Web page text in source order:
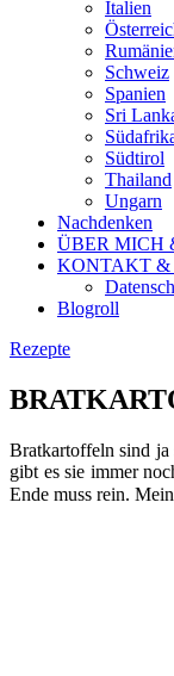
Italien
Schweiz
Spanien
Sri
Südtirol
Thailand
Ungarn
Nachdenken
ÜBER MICH
KONTAKT &
Blogroll
Rezepte
Bratkartoffeln sind ja
gibt es sie immer
Ende muss rein.